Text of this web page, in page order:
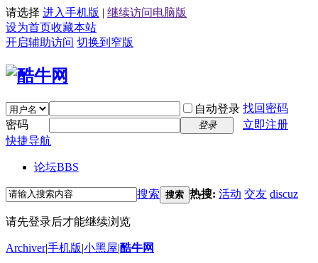
请选择 进入手机版 | 继续访问电脑版
设为首页收藏本站
开启辅助访问 切换到窄版
自动登录 找回密码
密码
登录
立即注册
快捷导航
论坛BBS
搜索 搜索 热搜: 活动 交友 discuz
请先登录后才能继续浏览
Archiver|手机版|小黑屋|酷牛网